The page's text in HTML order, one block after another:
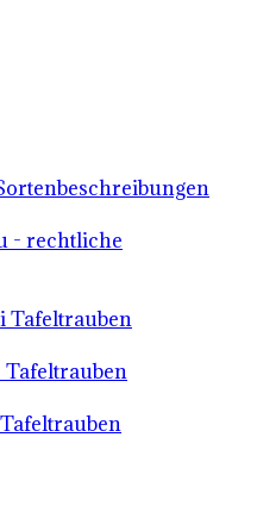
- rechtliche
Tafeltrauben
Tafeltrauben